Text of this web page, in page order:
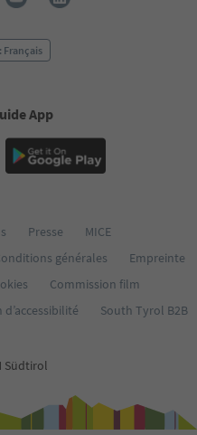
Français
App
Presse
MICE
générales
Empreinte
Commission film
South Tyrol B2B
Südtirol